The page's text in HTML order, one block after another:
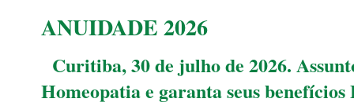
ANUIDADE 2026
Curitiba, 30 de julho de 2026.
Homeopatia e garanta seus